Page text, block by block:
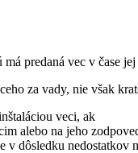
predaná vec v čase
za vady, nie však
veci, ak
alebo na jeho
dôsledku nedostatkov